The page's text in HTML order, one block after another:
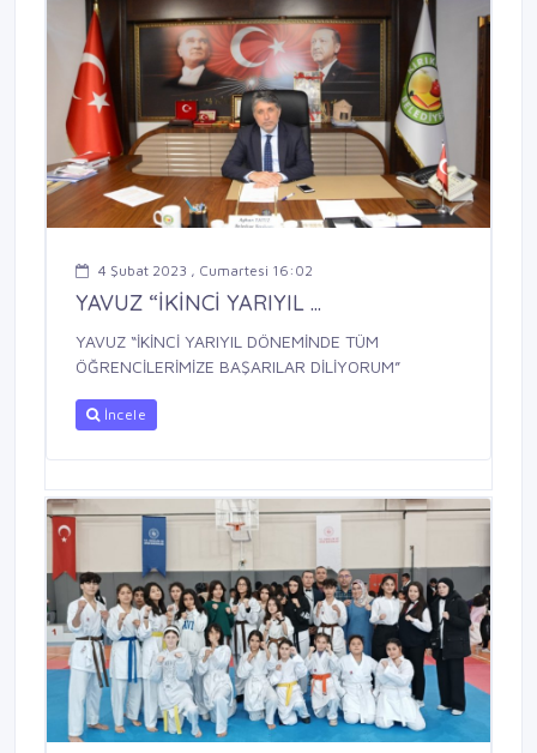
4 Şubat 2023 , Cumartesi 16:02
YAVUZ “İKİNCİ YARIYIL ...
YAVUZ “İKİNCİ YARIYIL DÖNEMİNDE TÜM
ÖĞRENCİLERİMİZE BAŞARILAR DİLİYORUM”
İncele